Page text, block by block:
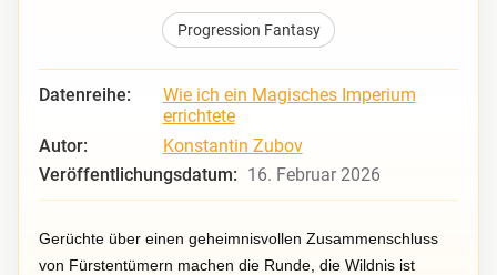
Progression Fantasy
Datenreihe:
Wie ich ein Magisches Imperium
errichtete
Autor:
Konstantin Zubov
Veröffentlichungsdatum: 16. Februar 2026
Gerüchte über einen geheimnisvollen Zusammenschluss
von Fürstentümern machen die Runde, die Wildnis ist